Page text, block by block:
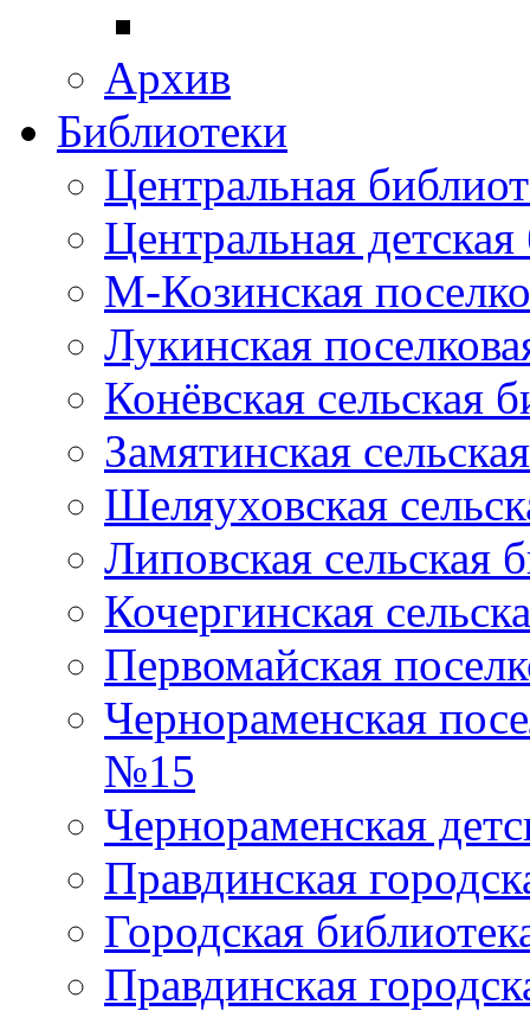
Архив
Библиотеки
Центральная
Центральная
М-Козинская
Лукинская
Конёвская сельская
Замятинская
Шеляуховская
Липовская сельская
Кочергинская
Первомайская
Чернораменская
№15
Чернораменская
Правдинская
Городская
Правдинская